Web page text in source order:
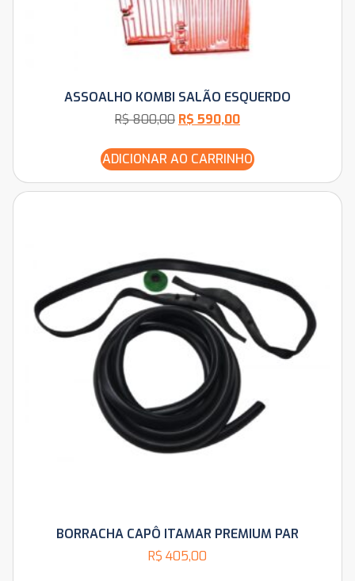
ASSOALHO KOMBI SALÃO ESQUERDO
R$800,00 R$ 590,00
ADICIONAR AO CARRINHO
BORRACHA CAPÔ ITAMAR PREMIUM PAR
R$ 405,00